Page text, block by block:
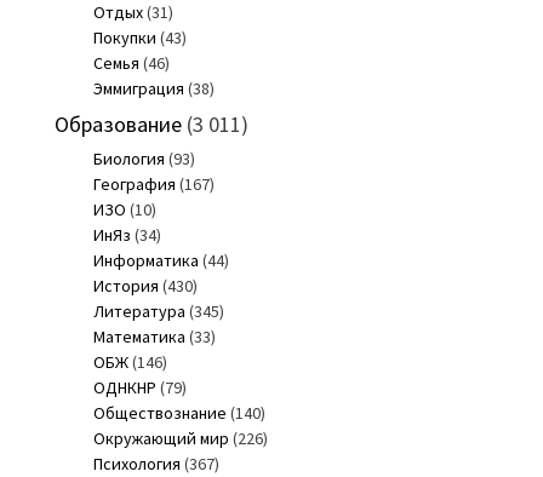
Отдых(31)
Покупки (43)
Семья (46)
Эммиграция (38)
Образование(3 011)
Биология (93)
География (167)
ИЗО (10)
ИнЯз (34)
Информатика (44)
История (430)
Литература (345)
Математика (33)
ОБЖ(146)
ОДНКНР (79)
Обществознание (140)
Окружающий мир (226)
Психология (367)